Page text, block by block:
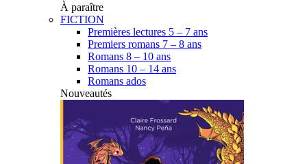
À paraître
FICTION
Premières lectures 5 – 7 ans
Premiers romans 7 – 8 ans
Romans 8 – 10 ans
Romans 10 – 14 ans
Romans ados
Nouveautés